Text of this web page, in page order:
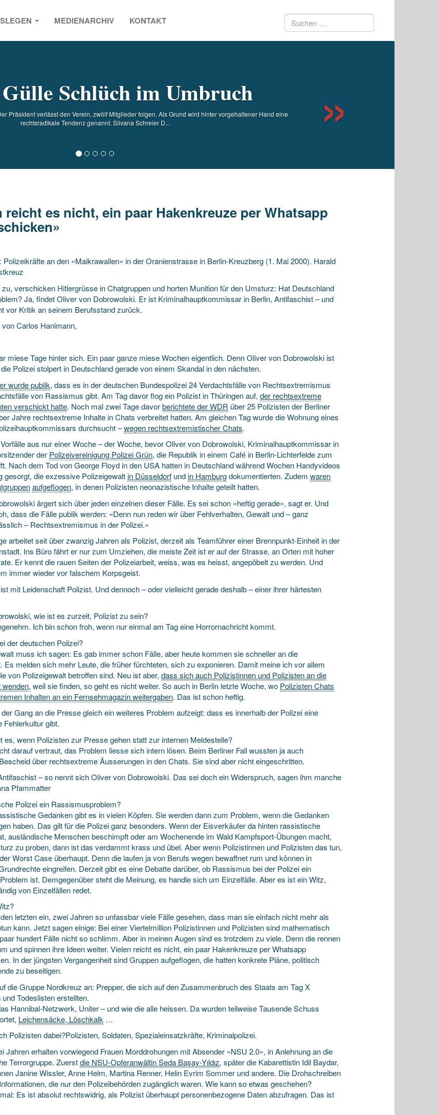
MEDIENARCHIV KONTAKT Suchen
Schlüch im Umbruch
Präsident verlässt den Verein, zwölf Mitglieder folgen. Als Grund wird hinter vorgehaltener Hand eine
rechtsradikale Tendenz genannt. Silvana Schreier D...
reicht es nicht, ein paar Hakenkreuze per Whatsapp
Polizeikräfte an den «Maikrawallen» in der Oranienstrasse in Berlin-Kreuzberg (1. Mai 2000). Harald
verschicken Hitler­grüsse in Chat­gruppen und horten Munition für den Umsturz: Hat Deutschland
Ja, findet Oliver von Dobrowolski. Er ist Kriminal­hauptkommissar in Berlin, Antifaschist – und
vor Kritik an seinem Berufs­stand zurück.
Carlos Hanimann,
miese Tage hinter sich. Ein paar ganze miese Wochen eigentlich. Denn Oliver von Dobrowolski ist
Polizei stolpert in Deutschland gerade von einem Skandal in den nächsten.
wurde publik, dass es in der deutschen Bundespolizei 24 Verdachts­fälle von Rechts­extremismus
von Rassismus gibt. Am Tag davor flog ein Polizist in Thüringen auf, der rechtsextreme
verschickt hatte. Noch mal zwei Tage davorberichtete der WDR über 25 Polizisten der Berliner
Jahre rechts­extreme Inhalte in Chats verbreitet hatten. Am gleichen Tag wurde die Wohnung eines
durchsucht –wegen rechtsextremistischer Chats.
aus nur einer Woche – der Woche, bevor Oliver von Dobrowolski, Kriminal­hauptkommissar in
der Polizeivereinigung Polizei Grün, die Republik in einem Café in Berlin-Lichterfelde zum
Nach dem Tod von George Floyd in den USA hatten in Deutschland während Wochen Handy­videos
gesorgt, die exzessive Polizei­gewaltin Düsseldorf undin Hamburgdokumentierten. Zudem waren
aufgeflogen, in denen Polizisten neonazistische Inhalte geteilt hatten.
ärgert sich über jeden einzelnen dieser Fälle. Es sei schon «heftig gerade», sagt er. Und
dass die Fälle publik werden: «Denn nun reden wir über Fehl­verhalten, Gewalt und – ganz
– Rechts­extremismus in der Polizei.»
arbeitet seit über zwanzig Jahren als Polizist, derzeit als Teamführer einer Brennpunkt-Einheit in der
Ins Büro fährt er nur zum Umziehen, die meiste Zeit ist er auf der Strasse, an Orten mit hoher
Er kennt die rauen Seiten der Polizei­arbeit, weiss, was es heisst, angepöbelt zu werden. Und
immer wieder vor falschem Korpsgeist.
mit Leidenschaft Polizist. Und dennoch – oder vielleicht gerade deshalb – einer ihrer härtesten
wie ist es zurzeit, Polizist zu sein?
Ich bin schon froh, wenn nur einmal am Tag eine Horror­nachricht kommt.
der deutschen Polizei?
muss ich sagen: Es gab immer schon Fälle, aber heute kommen sie schneller an die
Es melden sich mehr Leute, die früher fürchteten, sich zu exponieren. Damit meine ich vor allem
von Polizei­gewalt betroffen sind. Neu ist aber, dass sich auch Polizistinnen und Polizisten an die
weil sie finden, so geht es nicht weiter. So auch in Berlin letzte Woche, wo Polizisten Chats
Inhalten an ein Fernsehmagazin weitergaben. Das ist schon heftig.
Gang an die Presse gleich ein weiteres Problem aufzeigt: dass es innerhalb der Polizei eine
Fehler­kultur gibt.
es, wenn Polizisten zur Presse gehen statt zur internen Meldestelle?
darauf vertraut, das Problem liesse sich intern lösen. Beim Berliner Fall wussten ja auch
über rechts­extreme Äusserungen in den Chats. Sie sind aber nicht eingeschritten.
– so nennt sich Oliver von Dobrowolski. Das sei doch ein Widerspruch, sagen ihm manche
Pfammatter
Polizei ein Rassismusproblem?
Gedanken gibt es in vielen Köpfen. Sie werden dann zum Problem, wenn die Gedanken
haben. Das gilt für die Polizei ganz besonders. Wenn der Eisverkäufer da hinten rassistische
ausländische Menschen beschimpft oder am Wochenende im Wald Kampfsport-Übungen macht,
zu proben, dann ist das verdammt krass und übel. Aber wenn Polizistinnen und Polizisten das tun,
Worst Case überhaupt. Denn die laufen ja von Berufs wegen bewaffnet rum und können in
eingreifen. Derzeit gibt es eine Debatte darüber, ob Rassismus bei der Polizei ein
ist. Demgegenüber steht die Meinung, es handle sich um Einzelfälle. Aber es ist ein Witz,
von Einzel­fällen redet.
letzten ein, zwei Jahren so unfassbar viele Fälle gesehen, dass man sie einfach nicht mehr als
kann. Jetzt sagen einige: Bei einer Viertel­million Polizistinnen und Polizisten sind mathematisch
hundert Fälle nicht so schlimm. Aber in meinen Augen sind es trotzdem zu viele. Denn die rennen
und spinnen ihre Ideen weiter. Vielen reicht es nicht, ein paar Haken­kreuze per Whatsapp
In der jüngsten Vergangenheit sind Gruppen aufgeflogen, die hatten konkrete Pläne, politisch
zu beseitigen.
die Gruppe Nordkreuz an: Prepper, die sich auf den Zusammen­bruch des Staats am Tag X
Todes­listen erstellten.
Hannibal-Netzwerk, Uniter – und wie die alle heissen. Da wurden teilweise Tausende Schuss
Leichensäcke, Löschkalk …
Polizisten dabei?Polizisten, Soldaten, Spezial­einsatzkräfte, Kriminalpolizei.
Jahren erhalten vorwiegend Frauen Mord­drohungen mit Absender «NSU 2.0», in Anlehnung an die
Terror­gruppe. Zuerstdie NSU-Opferanwältin Seda Başay-Yıldız, später die Kabarettistin Idil Baydar,
Janine Wissler, Anne Helm, Martina Renner, Helin Evrim Sommer und andere. Die Droh­schreiben
die nur den Polizei­behörden zugänglich waren. Wie kann so etwas geschehen?
Es ist absolut rechtswidrig, als Polizist überhaupt personen­bezogene Daten abzufragen. Das ist